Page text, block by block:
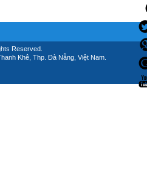
Reserved.
Khê, Thp. Đà Nẵng, Việt Nam.